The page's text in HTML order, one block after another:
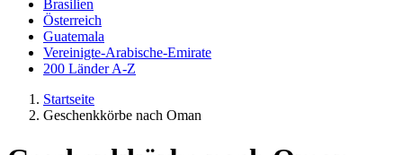
Brasilien
Österreich
Guatemala
Vereinigte-Arabische-Emirate
200 Länder A-Z
Startseite
Geschenkkörbe nach Oman